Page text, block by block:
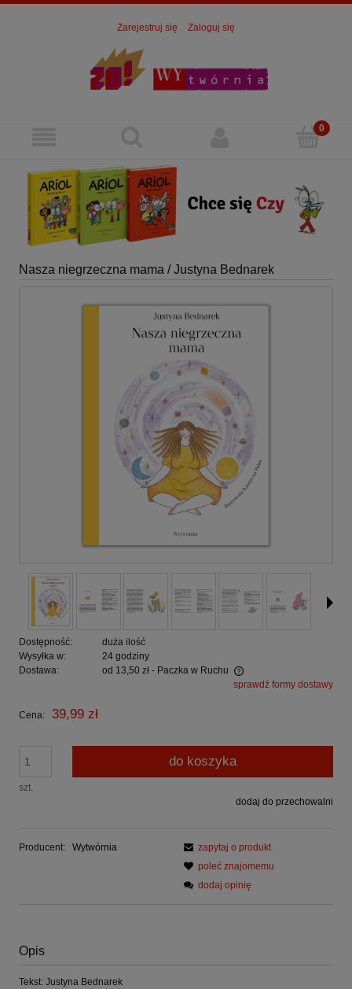
Zarejestruj się Zaloguj się
Nasza niegrzeczna mama / Justyna Bednarek
Dostępność:
duża ilość
Wysyłka w:
24 godziny
Dostawa:
od 13,50 zł - Paczka w Ruchu
Cena nie zawiera ewentualnych kosztów płatnościsprawdź formy dostawy
Cena: 39,99 zł
szt.
do koszyka
dodaj do przechowalni
Producent: Wytwórnia
zapytaj o produkt
poleć znajomemu
dodaj opinię
Opis
Tekst: Justyna Bednarek